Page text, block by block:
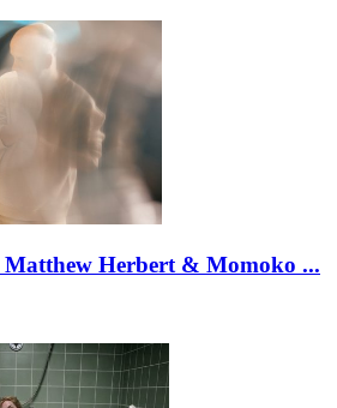
Herbert & Momoko ...